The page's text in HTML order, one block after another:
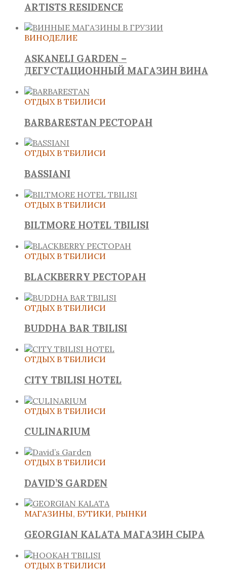
ARTISTS RESIDENCE
ВИНОДЕЛИЕ
ASKANELI GARDEN –
ДЕГУСТАЦИОННЫЙ МАГАЗИН ВИНА
ОТДЫХ В ТБИЛИСИ
BARBARESTAN РЕСТОРАН
ОТДЫХ В ТБИЛИСИ
BASSIANI
ОТДЫХ В ТБИЛИСИ
BILTMORE HOTEL TBILISI
ОТДЫХ В ТБИЛИСИ
BLACKBERRY РЕСТОРАН
ОТДЫХ В ТБИЛИСИ
BUDDHA BAR TBILISI
ОТДЫХ В ТБИЛИСИ
CITY TBILISI HOTEL
ОТДЫХ В ТБИЛИСИ
CULINARIUM
ОТДЫХ В ТБИЛИСИ
DAVID’S GARDEN
МАГАЗИНЫ, БУТИКИ, РЫНКИ
GEORGIAN KALATA МАГАЗИН СЫРА
ОТДЫХ В ТБИЛИСИ